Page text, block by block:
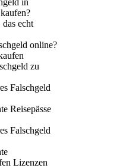
echt
online?
zu
Falschgeld
Reisepässe
Falschgeld
Lizenzen